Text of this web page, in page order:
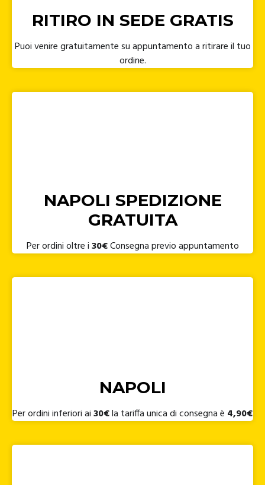
RITIRO IN SEDE GRATIS
Puoi venire gratuitamente su appuntamento a ritirare il tuo
ordine.
NAPOLI SPEDIZIONE
GRATUITA
Per ordini oltre i30€Consegna previo appuntamento
NAPOLI
Per ordini inferiori ai30€la tariffa unica di consegna è 4,90€